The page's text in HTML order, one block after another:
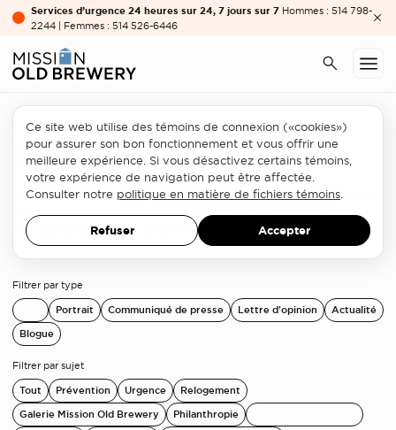
Services d’urgence 24 heures sur 24, 7 jours sur 7 Hommes : 514 798-
2244 | Femmes : 514 526-6446
Nouvelles
Il s’en passe des choses à la Mission Old Brewery. Consultez
nos dernières nouvelles afin de connaitre nos partenariats,
nos initiatives et nos bons coups!
Filtrer par type
Portrait Communiqué de presse Lettre d'opinion
Actualité
Blogue
Filtrer par sujet
Tout
Prévention Urgence
Relogement
Galerie Mission Old Brewery
Philanthropie
Ce site web utilise des témoins de connexion («cookies»)
pour assurer son bon fonctionnement et vous offrir une
meilleure expérience. Si vous désactivez certains témoins,
votre expérience de navigation peut être affectée.
Consulter notre politique en matière de fichiers témoins
Refuser Accepter